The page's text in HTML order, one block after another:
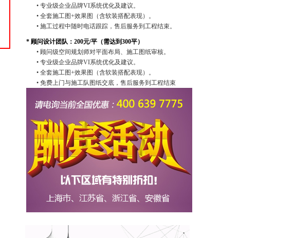
• 专业级企业品牌VI系统优化及建议。
• 全套施工图+效果图（含软装搭配表现）。
• 施工过程中随时电话跟踪，售后服务到工程结束。
* 顾问设计团队： 200元/平（需达到300平）
• 顾问级空间规划师对平面布局、施工图纸审核。
• 专业级企业品牌VI系统优化及建议。
• 全套施工图+效果图（含软装搭配表现）。
• 免费上门与施工队图纸交底，售后服务到工程结束